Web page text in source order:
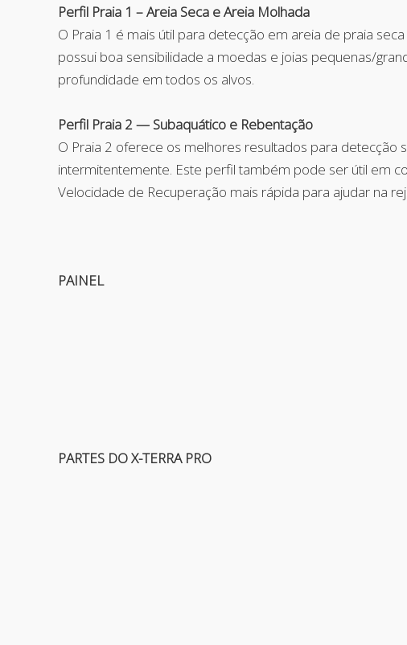
Perfil Praia 1 – Areia Seca e Areia Molhada
O Praia 1 é mais útil para detecção em areia de praia
possui boa sensibilidade a moedas e joias pequenas/
profundidade em todos os alvos.
Perfil Praia 2 — Subaquático e Rebentação
O Praia 2 oferece os melhores resultados para
intermitentemente. Este perfil também pode ser útil em
Velocidade de Recuperação mais rápida para ajudar na
PAINEL
PARTES DO X-TERRA PRO